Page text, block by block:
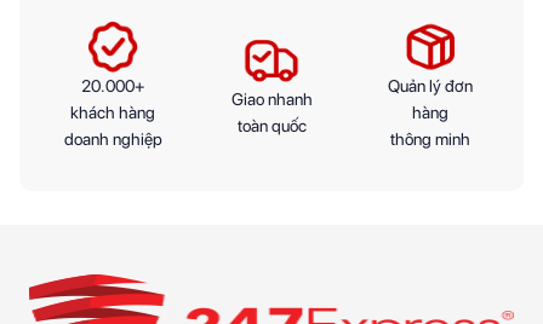
20.000+
khách hàng
doanh nghiệp
Giao nhanh
toàn quốc
Quản lý đơn
hàng
thông minh